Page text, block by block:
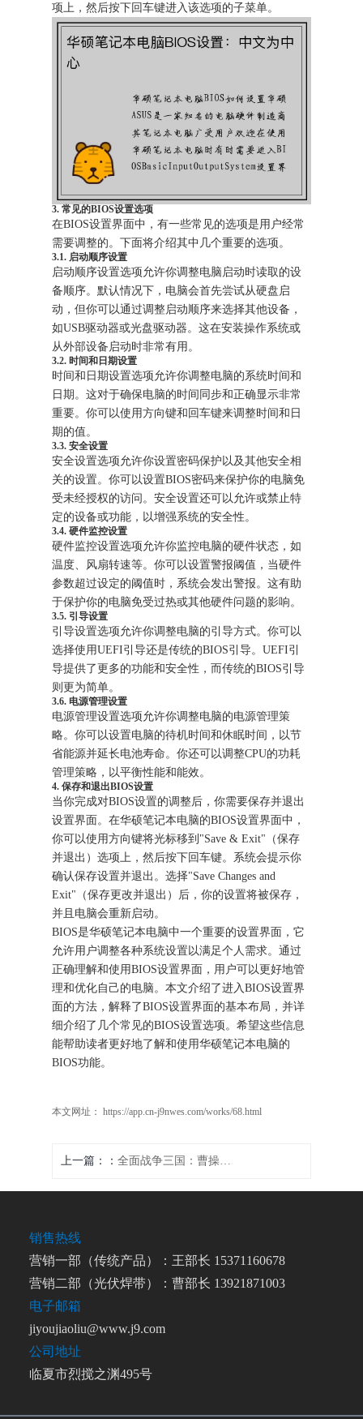
项上，然后按下回车键进入该选项的子菜单。
3. 常见的BIOS设置选项
在BIOS设置界面中，有一些常见的选项是用户经常
需要调整的。下面将介绍其中几个重要的选项。
3.1. 启动顺序设置
启动顺序设置选项允许你调整电脑启动时读取的设
备顺序。默认情况下，电脑会首先尝试从硬盘启
动，但你可以通过调整启动顺序来选择其他设备，
如USB驱动器或光盘驱动器。这在安装操作系统或
从外部设备启动时非常有用。
3.2. 时间和日期设置
时间和日期设置选项允许你调整电脑的系统时间和
日期。这对于确保电脑的时间同步和正确显示非常
重要。你可以使用方向键和回车键来调整时间和日
期的值。
3.3. 安全设置
安全设置选项允许你设置密码保护以及其他安全相
关的设置。你可以设置BIOS密码来保护你的电脑免
受未经授权的访问。安全设置还可以允许或禁止特
定的设备或功能，以增强系统的安全性。
3.4. 硬件监控设置
硬件监控设置选项允许你监控电脑的硬件状态，如
温度、风扇转速等。你可以设置警报阈值，当硬件
参数超过设定的阈值时，系统会发出警报。这有助
于保护你的电脑免受过热或其他硬件问题的影响。
3.5. 引导设置
引导设置选项允许你调整电脑的引导方式。你可以
选择使用UEFI引导还是传统的BIOS引导。UEFI引
导提供了更多的功能和安全性，而传统的BIOS引导
则更为简单。
3.6. 电源管理设置
电源管理设置选项允许你调整电脑的电源管理策
略。你可以设置电脑的待机时间和休眠时间，以节
省能源并延长电池寿命。你还可以调整CPU的功耗
管理策略，以平衡性能和能效。
4. 保存和退出BIOS设置
当你完成对BIOS设置的调整后，你需要保存并退出
设置界面。在华硕笔记本电脑的BIOS设置界面中，
你可以使用方向键将光标移到"Save & Exit"（保存
并退出）选项上，然后按下回车键。系统会提示你
确认保存设置并退出。选择"Save Changes and
Exit"（保存更改并退出）后，你的设置将被保存，
并且电脑会重新启动。
BIOS是华硕笔记本电脑中一个重要的设置界面，它
允许用户调整各种系统设置以满足个人需求。通过
正确理解和使用BIOS设置界面，用户可以更好地管
理和优化自己的电脑。本文介绍了进入BIOS设置界
面的方法，解释了BIOS设置界面的基本布局，并详
细介绍了几个常见的BIOS设置选项。希望这些信息
能帮助读者更好地了解和使用华硕笔记本电脑的
BIOS功能。
本文网址： https://app.cn-j9nwes.com/works/68.html
上一篇： 全面战争三国：曹操如何快速获得吕布武将技能
销售热线
营销一部（传统产品）：王部长 15371160678
营销二部（光伏焊带）：曹部长 13921871003
电子邮箱
jiyoujiaoliu@www.j9.com
公司地址
临夏市烈搅之渊495号